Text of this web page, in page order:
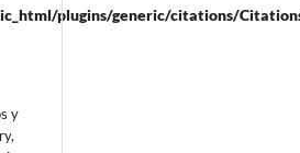
plugins/generic/citations/
y